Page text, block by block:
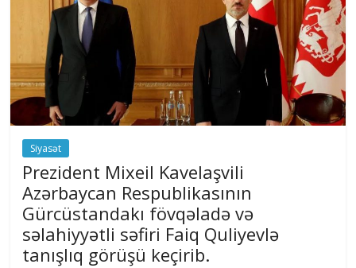
Siyasət
Prezident Mixeil Kavelaşvili
Azərbaycan Respublikasının
Gürcüstandakı fövqəladə və
səlahiyyətli səfiri Faiq Quliyevlə
tanışlıq görüşü keçirib.